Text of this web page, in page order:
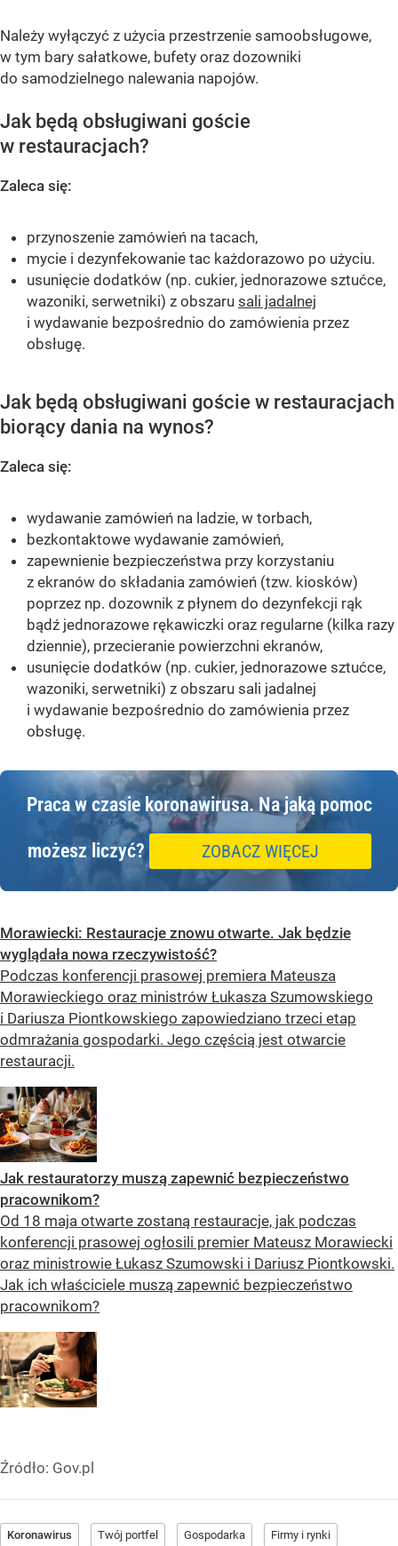
Należy wyłączyć z użycia przestrzenie samoobsługowe,
w tym bary sałatkowe, bufety oraz dozowniki
do samodzielnego nalewania napojów.
Jak będą obsługiwani goście
w restauracjach?
Zaleca się:
przynoszenie zamówień na tacach,
mycie i dezynfekowanie tac każdorazowo po użyciu.
usunięcie dodatków (np. cukier, jednorazowe sztućce,
wazoniki, serwetniki) z obszaru sali jadalnej
i wydawanie bezpośrednio do zamówienia przez
obsługę.
Jak będą obsługiwani goście w restauracjach
biorący dania na wynos?
Zaleca się:
wydawanie zamówień na ladzie, w torbach,
bezkontaktowe wydawanie zamówień,
zapewnienie bezpieczeństwa przy korzystaniu
z ekranów do składania zamówień (tzw. kiosków)
poprzez np. dozownik z płynem do dezynfekcji rąk
bądź jednorazowe rękawiczki oraz regularne (kilka razy
dziennie), przecieranie powierzchni ekranów,
usunięcie dodatków (np. cukier, jednorazowe sztućce,
wazoniki, serwetniki) z obszaru sali jadalnej
i wydawanie bezpośrednio do zamówienia przez
obsługę.
Praca w czasie koronawirusa.Na jaką pomoc
możesz liczyć? ZOBACZ WIĘCEJ
Morawiecki: Restauracje znowu otwarte. Jak będzie
wyglądała nowa rzeczywistość?
Podczas konferencji prasowej premiera Mateusza
Morawieckiego oraz ministrów Łukasza Szumowskiego
i Dariusza Piontkowskiego zapowiedziano trzeci etap
odmrażania gospodarki. Jego częścią jest otwarcie
restauracji.
Jak restauratorzy muszą zapewnić bezpieczeństwo
pracownikom?
Od 18 maja otwarte zostaną restauracje, jak podczas
konferencji prasowej ogłosili premier Mateusz Morawiecki
oraz ministrowie Łukasz Szumowski i Dariusz Piontkowski.
Jak ich właściciele muszą zapewnić bezpieczeństwo
pracownikom?
Źródło: Gov.pl
Koronawirus Twój portfel Gospodarka Firmy i rynki